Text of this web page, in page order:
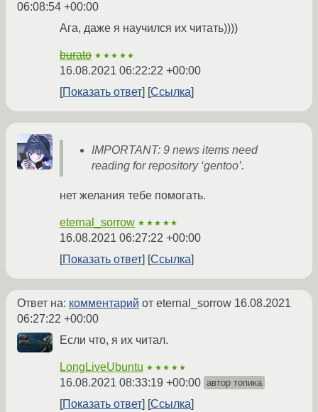
06:08:54 +00:00
Ага, даже я научился их читать))))
burato ★★★★★
16.08.2021 06:22:22 +00:00
Показать ответ
Ссылка
IMPORTANT: 9 news items need
reading for repository ‘gentoo’.
нет желания тебе помогать.
eternal_sorrow ★★★★★
16.08.2021 06:27:22 +00:00
Показать ответ
Ссылка
Ответ на: комментарий от eternal_sorrow 16.08.2021
06:27:22 +00:00
Если что, я их читал.
LongLiveUbuntu ★★★★★
16.08.2021 08:33:19 +00:00 автор топика
Показать ответ Ссылка